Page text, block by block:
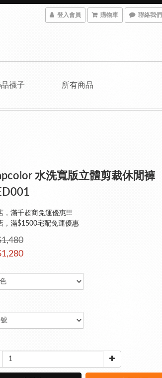
登入會員 購物車 聯絡我們
襪子 所有商品
水洗寬版立體剪裁休閒褲
，滿千超商免運優惠!!!
，滿$1500宅配免運優惠